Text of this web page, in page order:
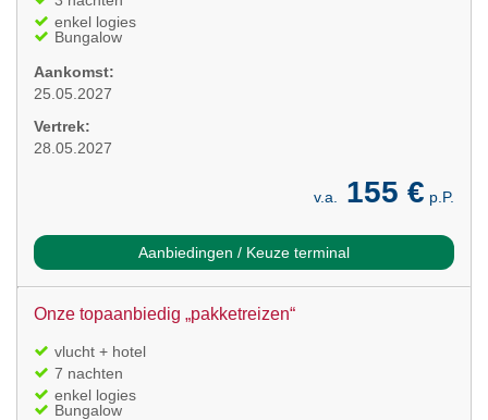
enkel logies
Bungalow
Aankomst:
25.05.2027
Vertrek:
28.05.2027
v.a. 155 € p.P.
Aanbiedingen / Keuze terminal
Onze topaanbiedig „pakketreizen“
vlucht + hotel
7 nachten
enkel logies
Bungalow